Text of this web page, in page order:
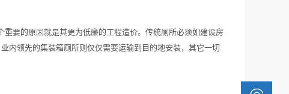
要的原因就是其更为低廉的工程造价。传统厕所必须如建设房
内领先的集装箱厕所则仅仅需要运输到目的地安装，其它一切